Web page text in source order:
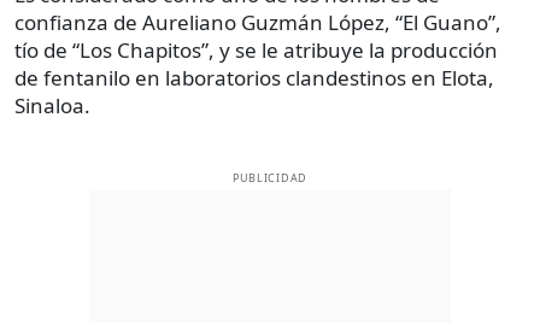
confianza de Aureliano Guzmán López, “El Guano”,
tío de “Los Chapitos”, y se le atribuye la producción
de fentanilo en laboratorios clandestinos en Elota,
Sinaloa.
PUBLICIDAD